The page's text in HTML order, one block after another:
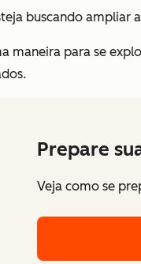
buscando
maneira para se
Prepare
Veja como se